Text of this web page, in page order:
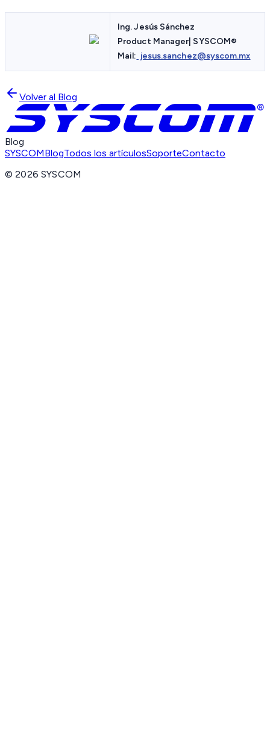
Ing. Jesús Sánchez
Product Manager| SYSCOM®
Mail: jesus.sanchez@syscom.mx
Volver al Blog
Blog
SYSCOMBlogTodos los artículosSoporteContacto
©2026 SYSCOM